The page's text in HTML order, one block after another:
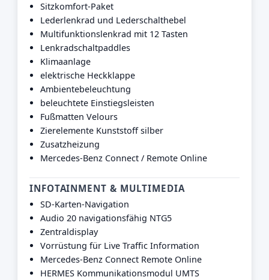
Sitzkomfort-Paket
Lederlenkrad und Lederschalthebel
Multifunktionslenkrad mit 12 Tasten
Lenkradschaltpaddles
Klimaanlage
elektrische Heckklappe
Ambientebeleuchtung
beleuchtete Einstiegsleisten
Fußmatten Velours
Zierelemente Kunststoff silber
Zusatzheizung
Mercedes-Benz Connect / Remote Online
INFOTAINMENT & MULTIMEDIA
SD-Karten-Navigation
Audio 20 navigationsfähig NTG5
Zentraldisplay
Vorrüstung für Live Traffic Information
Mercedes-Benz Connect Remote Online
HERMES Kommunikationsmodul UMTS